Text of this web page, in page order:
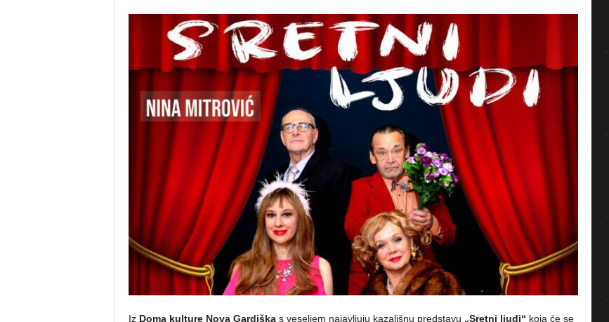
Iz Doma kulture Nova Gardiškas veseljem najavljuju kazališnu predstavu „Sretni ljudi“ koja će se